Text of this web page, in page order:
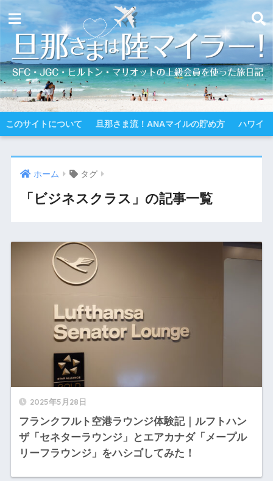
このサイトについて 旦那さま流！ANAマイルの貯め方 ハワイ
ホーム タグ
「ビジネスクラス」の記事一覧
2025年5月28日
フランクフルト空港ラウンジ体験記｜ルフトハン
ザ「セネターラウンジ」とエアカナダ「メープル
リーフラウンジ」をハシゴしてみた！